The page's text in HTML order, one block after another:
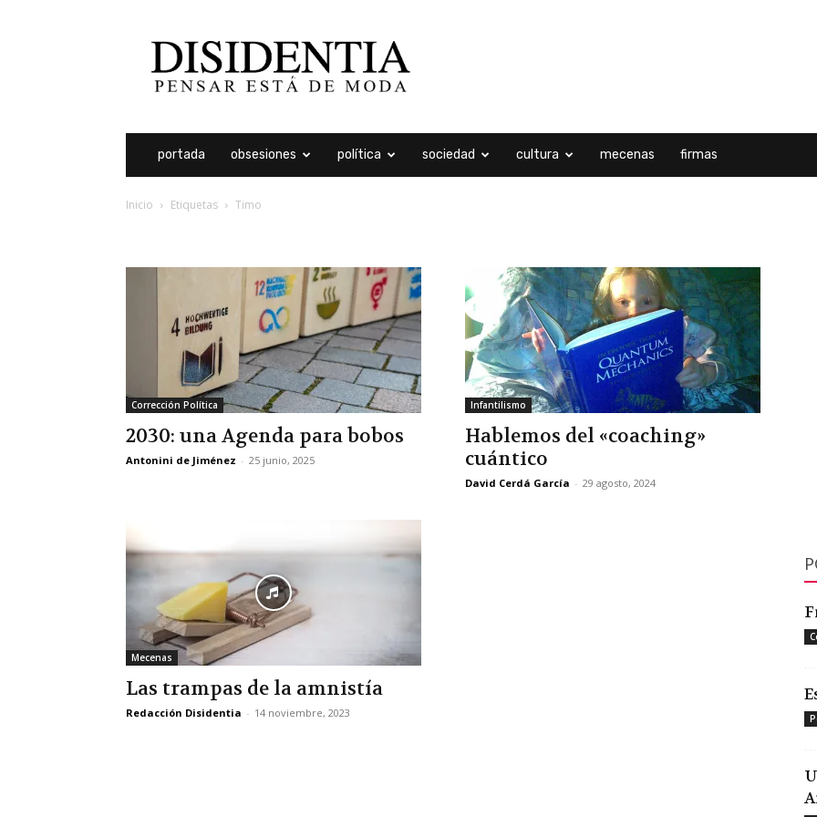
portada obsesiones política sociedad cultura mecenas firmas
Inicio Etiquetas Timo
Corrección Política
2030: una Agenda para bobos
Antonini de Jiménez - 25 junio, 2025
Infantilismo
Hablemos del «coaching»
cuántico
David Cerdá García - 29 agosto, 2024
Mecenas
Las trampas de la amnistía
Redacción Disidentia - 14 noviembre, 2023